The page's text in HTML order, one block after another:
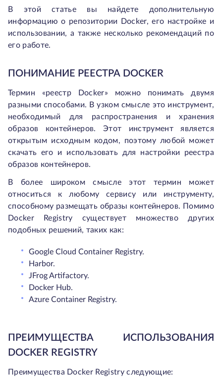
В этой статье вы найдете дополнительную
информацию о репозитории Docker, его настройке и
использовании, а также несколько рекомендаций по
его работе.
ПОНИМАНИЕ РЕЕСТРА DOCKER
Термин «реестр Docker» можно понимать двумя
разными способами. В узком смысле это инструмент,
необходимый для распространения и хранения
образов контейнеров. Этот инструмент является
открытым исходным кодом, поэтому любой может
скачать его и использовать для настройки реестра
образов контейнеров.
В более широком смысле этот термин может
относиться к любому сервису или инструменту,
способному размещать образы контейнеров. Помимо
Docker Registry существует множество других
подобных решений, таких как:
Google Cloud Container Registry.
Harbor.
JFrog Artifactory.
Docker Hub.
Azure Container Registry.
ПРЕИМУЩЕСТВА ИСПОЛЬЗОВАНИЯ
DOCKER REGISTRY
Преимущества Docker Registry следующие: